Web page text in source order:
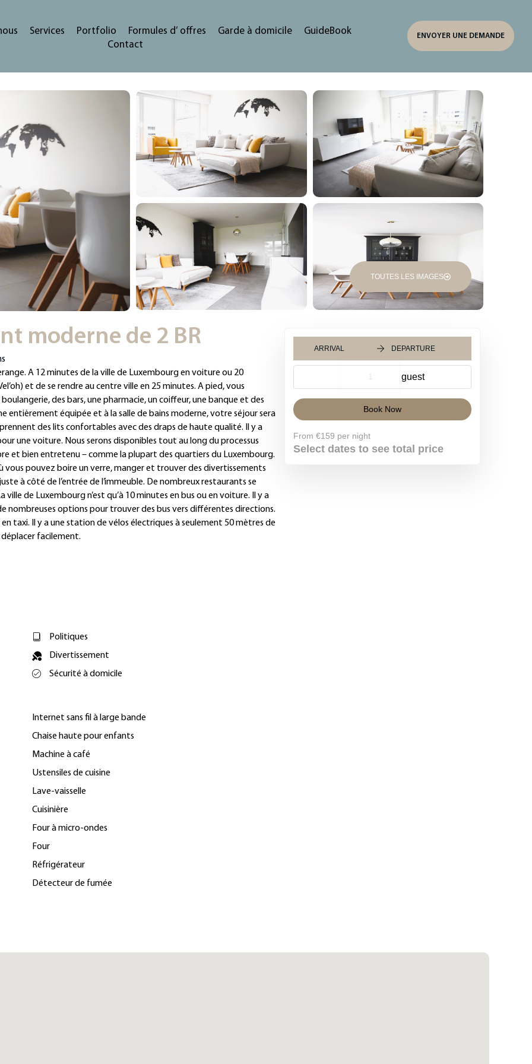
Services Portfolio Formules d’ offres Garde à domicile
GuideBook
Contact
ENVOYER UNE DEMANDE
TOUTES LES IMAGES
moderne de 2 BR
A 12 minutes de la ville de Luxembourg en voiture ou 20
et de se rendre au centre ville en 25 minutes. A pied, vous
des bars, une pharmacie, un coiffeur, une banque et des
entièrement équipée et à la salle de bains moderne, votre séjour sera
des lits confortables avec des draps de haute qualité. Il y a
une voiture. Nous serons disponibles tout au long du processus
et bien entretenu – comme la plupart des quartiers du Luxembourg.
vous pouvez boire un verre, manger et trouver des divertissements
à côté de l’entrée de l’immeuble. De nombreux restaurants se
de Luxembourg n’est qu’à 10 minutes en bus ou en voiture. Il y a
nombreuses options pour trouver des bus vers différentes directions.
taxi. Il y a une station de vélos électriques à seulement 50 mètres de
facilement.
Politiques
Divertissement
Sécurité à domicile
Internet sans fil à large bande
Chaise haute pour enfants
Machine à café
Ustensiles de cuisine
Lave-vaisselle
Cuisinière
Four à micro-ondes
Four
Réfrigérateur
Détecteur de fumée
ARRIVAL DEPARTURE
Book Now
From €159 per night
Select dates to see total price